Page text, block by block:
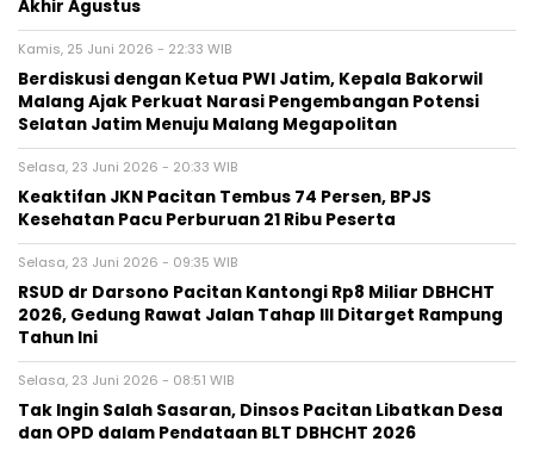
Akhir Agustus
Kamis, 25 Juni 2026 - 22:33 WIB
Berdiskusi dengan Ketua PWI Jatim, Kepala Bakorwil
Malang Ajak Perkuat Narasi Pengembangan Potensi
Selatan Jatim Menuju Malang Megapolitan
Selasa, 23 Juni 2026 - 20:33 WIB
Keaktifan JKN Pacitan Tembus 74 Persen, BPJS
Kesehatan Pacu Perburuan 21 Ribu Peserta
Selasa, 23 Juni 2026 - 09:35 WIB
RSUD dr Darsono Pacitan Kantongi Rp8 Miliar DBHCHT
2026, Gedung Rawat Jalan Tahap III Ditarget Rampung
Tahun Ini
Selasa, 23 Juni 2026 - 08:51 WIB
Tak Ingin Salah Sasaran, Dinsos Pacitan Libatkan Desa
dan OPD dalam Pendataan BLT DBHCHT 2026